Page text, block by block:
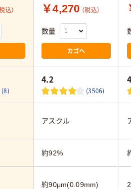
税込） ￥4,270 （税込）
数量
カゴへ
(8)
4.2
(3506)
アスクル
約92%
約90μm(0.09mm)